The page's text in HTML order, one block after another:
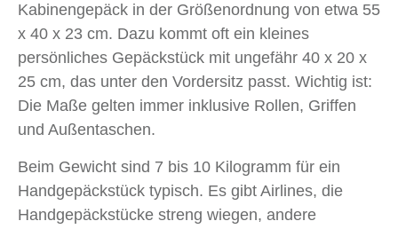
Kabinengepäck in der Größenordnung von etwa 55
x 40 x 23 cm. Dazu kommt oft ein kleines
persönliches Gepäckstück mit ungefähr 40 x 20 x
25 cm, das unter den Vordersitz passt. Wichtig ist:
Die Maße gelten immer inklusive Rollen, Griffen
und Außentaschen.
Beim Gewicht sind 7 bis 10 Kilogramm für ein
Handgepäckstück typisch. Es gibt Airlines, die
Handgepäckstücke streng wiegen, andere